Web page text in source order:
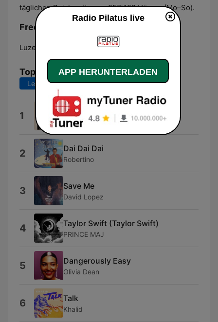
täglichen Reichweite von 257'420 Hörern (Mo–So).
Frequenzen Radio Pilatus:
Luzern:
Top-Songs
Letzte 7 Tage Letzte 30 Tage
1 Overkill
Holly Humberstone
2 Dai Dai Dai
Robertino
3 Save Me
David Lopez
4 Taylor Swift (Taylor Swift)
PRINCE MAJ
5 Dangerously Easy
Olivia Dean
6 Talk
Khalid
Radio Pilatus live
APP HERUNTERLADEN